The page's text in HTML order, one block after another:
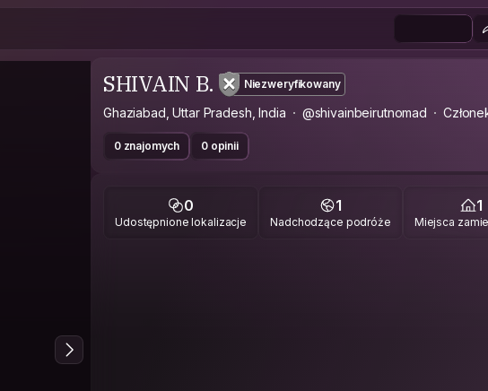
SHIVAIN B. Niezweryfikowany
Ghaziabad, Uttar Pradesh, India @shivainbeirutnomad
0 znajomych 0 opinii
0
Udostępnione lokalizacje
1
Nadchodzące podróże
1
Miejsca